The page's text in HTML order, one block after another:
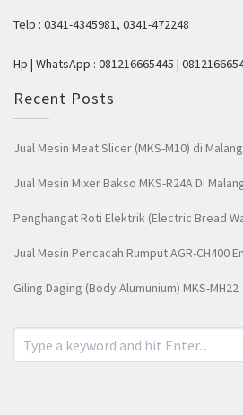
Telp : 0341-4345981, 0341-472248
Hp | WhatsApp : 081216665445 |
Recent Posts
Jual Mesin Meat Slicer (MKS-M10) di Malang
Jual Mesin Mixer Bakso MKS-R24A Di
Penghangat Roti Elektrik (Electric Bread
Jual Mesin Pencacah Rumput AGR-CH400
Giling Daging (Body Alumunium) MKS-MH22